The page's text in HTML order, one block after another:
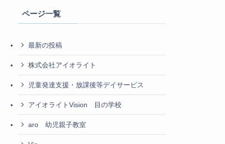
ページ一覧
最新の投稿
株式会社アイオライト
児童発達支援・放課後等デイサービス
アイオライトVision 目の学校
aro 幼児親子教室